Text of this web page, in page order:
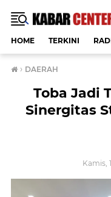
HOME TERKINI
› DAERAH
Toba Jadi
Sinergitas
Kamis,